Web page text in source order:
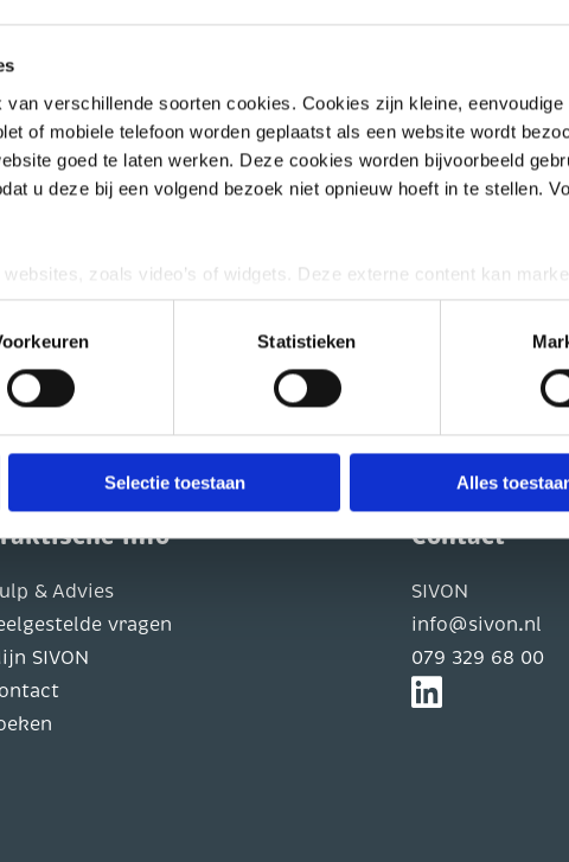
verschillende soorten cookies. Cookies zijn kleine, eenvoudige
of mobiele telefoon worden geplaatst als een website wordt
goed te laten werken. Deze cookies worden bijvoorbeeld
u deze bij een volgend bezoek niet opnieuw hoeft in te stellen.
zoals video’s of widgets. Deze externe content kan
te passen of gebruikersgedrag bij te houden. Deze cookies
of interactie heeft met de embedded content. In dat geval kunnen
van de betreffende website in kwestie om te zien hoe
Statistieken
Selectie toestaan Alles
info
& Advies
vragen
SIVON
Contact
SIVON
info@sivon.nl
079 329 68 00